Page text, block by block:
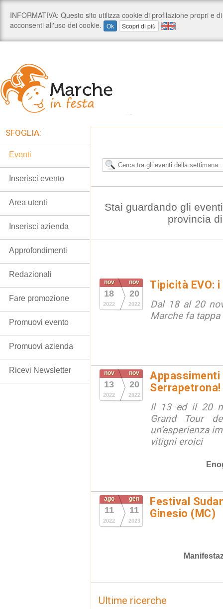
Stai guardando gli
provincia
nov
18
2022
nov
20
2022
Tipicità EVO:
Dal 18 al 20
Marche fa tappa
nov
13
2022
nov
20
2022
Serrapetrona!
Il 13 ed il 20
Grand Tour
un’esperienza
vitigni eroici
ago
11
2022
gen
11
2023
Festival
Ginesio (MC)
Ultime ricerche
SFOGLIA:
Eventi
Inserisci evento
Area utenti
Inserisci azienda
Approfondimenti
Redazionali
Fare promozione
Promuovi evento
Promuovi azienda
Ricevi Newsletter